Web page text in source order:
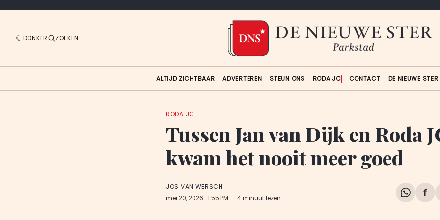
DONKER ZOEKEN
ALTIJD ZICHTBAAR ADVERTEREN STEUN ONS RODA JC CONTACT DE NIEUWE
RODA JC
Tussen Jan van Dijk en Roda
kwam het nooit meer goed
JOS VAN WERSCH
mei 20, 2026 . 1:55 PM 4 minuut lezen
Share